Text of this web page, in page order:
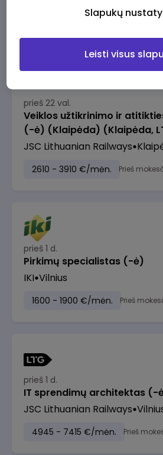
prieš 22 val.
Veiklos užtikrinimo ir
(-ė) (Klaipėda) (Klaipėda,
JSC Lithuanian Railways
2610 - 3910 €/mėn. Prieš
prieš 1 d.
Pirkimų specialistas (-ė)
IKI Vilnius
1600 - 1900 €/mėn. Prieš
prieš 1 d.
IT sprendimų architektas (-
JSC Lithuanian Railways
4945 - 7415 €/mėn. Prieš
Slapukų
Leisti visus